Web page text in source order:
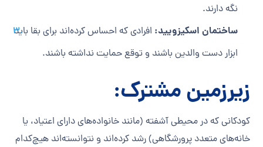
نگه دارند.
ساختمان اسکیزویید: افرادی که احساس کرده‌اند برای بقا باید
ابزار دست والدین باشند و توقع حمایت نداشته باشند.
زیرزمین مشترک:
کودکانی که در محیطی آشفته (مانند خانواده‌های دارای اعتیاد، یا
خانه‌های متعدد پرورشگاهی) رشد کرده‌اند و نتوانسته‌اند هیچ‌کدام